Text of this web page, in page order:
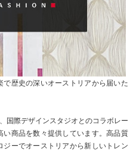
歴史の深いオーストリアから届いた
国際デザインスタジオとのコラボレー
商品を数々提供しています。高品質
ーでオーストリアから新しいトレン